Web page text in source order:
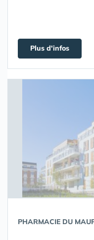
Plus d'infos
PHARMACIE DU